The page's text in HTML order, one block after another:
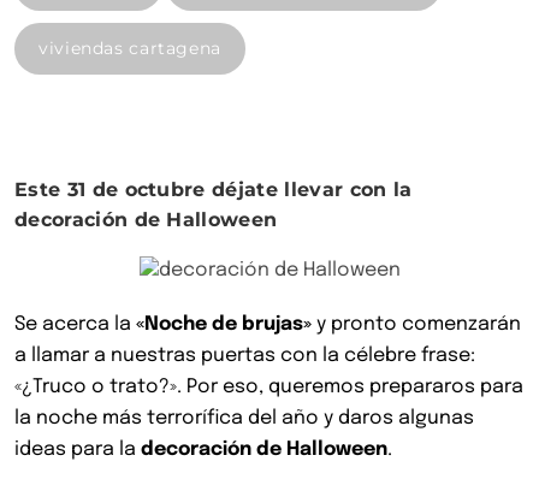
viviendas cartagena
Este 31 de octubre déjate llevar con la
decoración de Halloween
Se acerca la «Noche de brujas» y pronto comenzarán
a llamar a nuestras puertas con la célebre frase:
«¿Truco o trato?». Por eso, queremos prepararos para
la noche más terrorífica del año y daros algunas
ideas para la decoración de Halloween.